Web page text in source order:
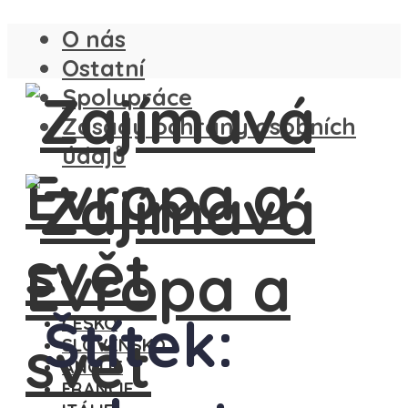
O nás
Ostatní
Spolupráce
Zásady ochrany osobních
údajů
ČESKO
SLOVENSKO
ANGLIE
FRANCIE
Štítek: